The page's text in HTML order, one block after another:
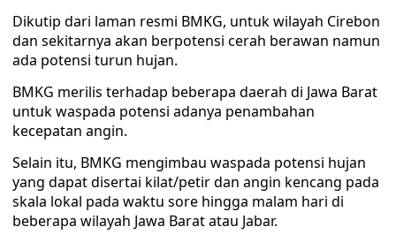
Dikutip dari laman resmi BMKG, untuk wilayah Cirebon
dan sekitarnya akan berpotensi cerah berawan namun
ada potensi turun hujan.
BMKG merilis terhadap beberapa daerah di Jawa Barat
untuk waspada potensi adanya penambahan
kecepatan angin.
Selain itu, BMKG mengimbau waspada potensi hujan
yang dapat disertai kilat/petir dan angin kencang pada
skala lokal pada waktu sore hingga malam hari di
beberapa wilayah Jawa Barat atau Jabar.